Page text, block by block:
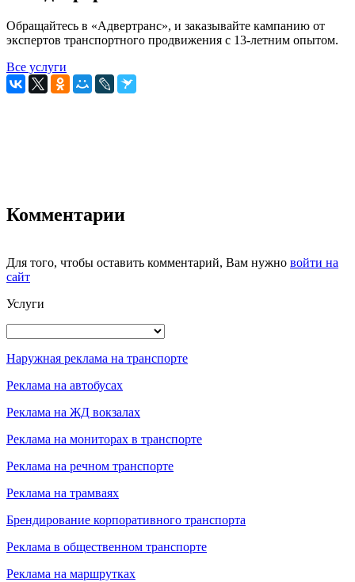
Обращайтесь в «Адвертранс», и заказывайте кампанию от
экспертов транспортного продвижения с 13-летним опытом.
Все услуги
Комментарии
Для того, чтобы оставить комментарий, Вам нужно войти на
сайт
Услуги
Наружная реклама на транспорте
Реклама на автобусах
Реклама на ЖД вокзалах
Реклама на мониторах в транспорте
Реклама на речном транспорте
Реклама на трамваях
Брендирование корпоративного транспорта
Реклама в общественном транспорте
Реклама на маршрутках